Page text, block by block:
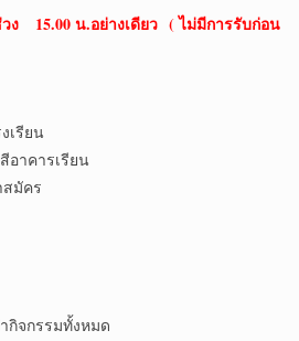
15.00 น.อย่างเดียว ( ไม่มีการรับก่อน
เรียน
อาคารเรียน
สมัคร
กิจกรรมทั้งหมด